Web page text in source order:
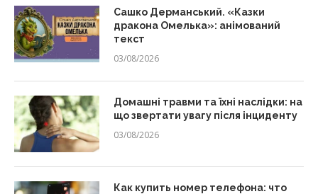
Сашко Дерманський. «Казки
дракона Омелька»: анімований
текст
03/08/2026
Домашні травми та їхні наслідки: на
що звертати увагу після інциденту
03/08/2026
Как купить номер телефона: что